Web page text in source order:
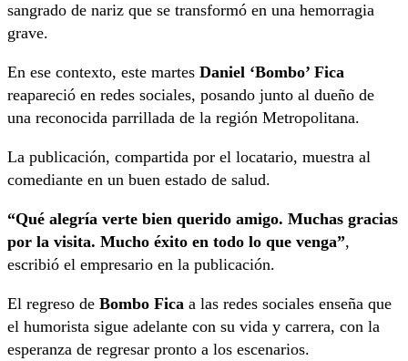
sangrado de nariz que se transformó en una hemorragia
grave.
En ese contexto, este martes Daniel ‘Bombo’ Fica
reapareció en redes sociales, posando junto al dueño de
una reconocida parrillada de la región Metropolitana.
La publicación, compartida por el locatario, muestra al
comediante en un buen estado de salud.
“Qué alegría verte bien querido amigo. Muchas gracias
por la visita. Mucho éxito en todo lo que venga”,
escribió el empresario en la publicación.
El regreso de Bombo Fica a las redes sociales enseña que
el humorista sigue adelante con su vida y carrera, con la
esperanza de regresar pronto a los escenarios.